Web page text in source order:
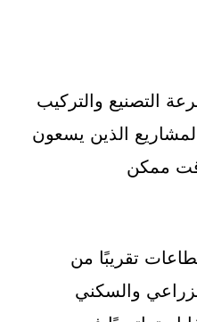
التصنيع والتركيب
الذين يسعون
ممكن
تقريبًا من
والسكني